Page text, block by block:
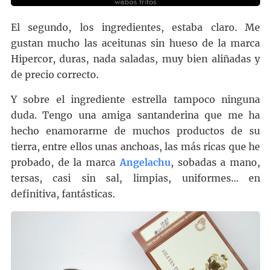
El segundo, los ingredientes, estaba claro. Me
gustan mucho las aceitunas sin hueso de la marca
Hipercor, duras, nada saladas, muy bien aliñadas y
de precio correcto.
Y sobre el ingrediente estrella tampoco ninguna
duda. Tengo una amiga santanderina que me ha
hecho enamorarme de muchos productos de su
tierra, entre ellos unas anchoas, las más ricas que he
probado, de la marcaAngelachu, sobadas a mano,
tersas, casi sin sal, limpias, uniformes… en
definitiva, fantásticas.